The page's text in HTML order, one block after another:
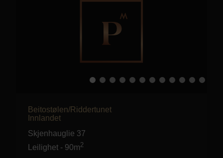
Beitostølen/Riddertunet
Innlandet
Skjenhauglie 37
Leilighet - 90m2